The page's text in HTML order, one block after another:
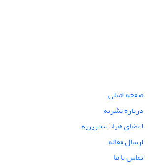
صفحه اصلی
درباره نشریه
اعضای هیات تحریریه
ارسال مقاله
تماس با ما